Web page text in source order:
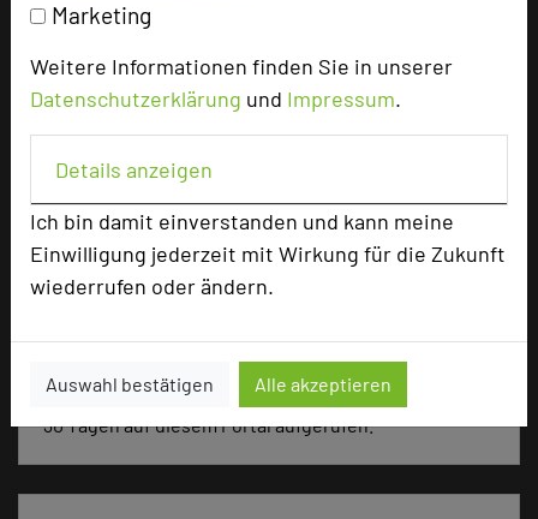
Marketing
Weitere Informationen finden Sie in unserer
Datenschutzerklärung und Impressum.
Details anzeigen
Ich bin damit einverstanden und kann meine
Einwilligung jederzeit mit Wirkung für die Zukunft
wiederrufen oder ändern.
Auswahl bestätigen Alle akzeptieren
Ausstellungsfläche
Zimmer
Doppelzimmer
Besonders geeignet für
Seminar, Konferenz, Klausur, Event, Kreativprozesse
241 Seiten dieses Hotels wurden in den vergangenen
30 Tagen auf diesem Portal aufgerufen.